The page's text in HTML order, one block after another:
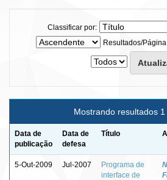
Classificar por:
Resultados/Página
Mostrando resultados 1
Data de
publicação
Data de
defesa
Título
5-Out-2009 Jul-2007
Programa de
interface de